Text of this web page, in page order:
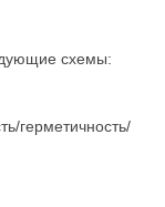
схемы:
герметичность/